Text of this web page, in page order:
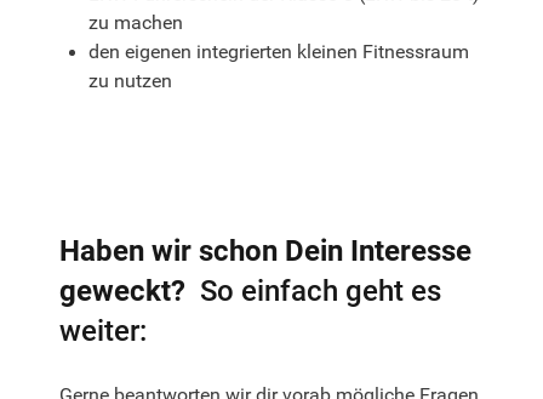
zu machen
den eigenen integrierten kleinen Fitnessraum
zu nutzen
Haben wir schon Dein Interesse
geweckt? So einfach geht es
weiter: